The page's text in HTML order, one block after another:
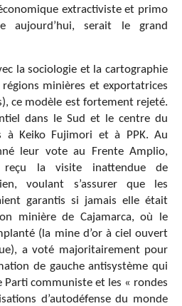
extractiviste et primo
aujourd’hui, serait le grand
la sociologie et la cartographie
minières et exportatrices
ce modèle est fortement rejeté.
dans le Sud et le centre du
à Keiko Fujimori et à PPK. Au
leur vote au Frente Amplio,
la visite inattendue de
voulant s’assurer que les
garantis si jamais elle était
minière de Cajamarca, où le
(la mine d’or à ciel ouvert
a voté majoritairement pour
de gauche antisystème qui
Parti communiste et les « rondes
d’autodéfense du monde